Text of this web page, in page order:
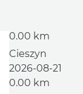
0.00 km
Cieszyn
2026-08-21
0.00 km